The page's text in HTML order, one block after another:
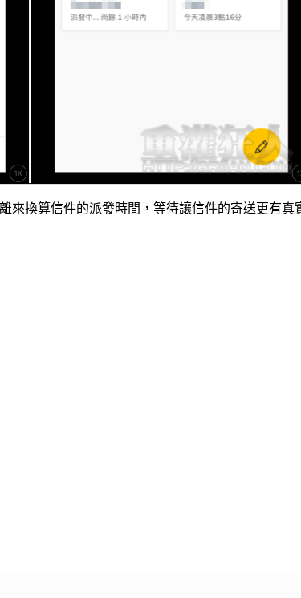
來換算信件的派發時間，等待讓信件的寄送更有